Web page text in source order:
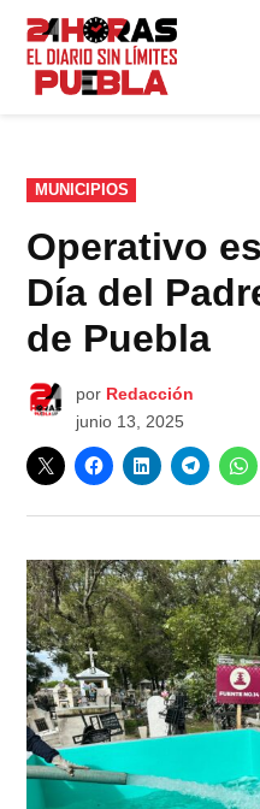
Saltar
contenido
PUBLICADO
EN
MUNICIPIOS
Operativo
Día del
de Puebla
por Redacción
junio 13, 2025